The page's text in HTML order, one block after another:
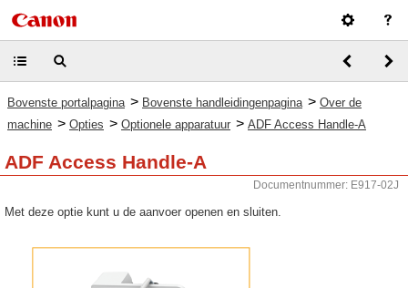
Bovenste portalpagina > Bovenste handleidingenpagina > Over de
machine > Opties > Optionele apparatuur > ADF Access Handle-A
ADF Access Handle-A
Documentnummer: E917-02J
Met deze optie kunt u de aanvoer openen en sluiten.